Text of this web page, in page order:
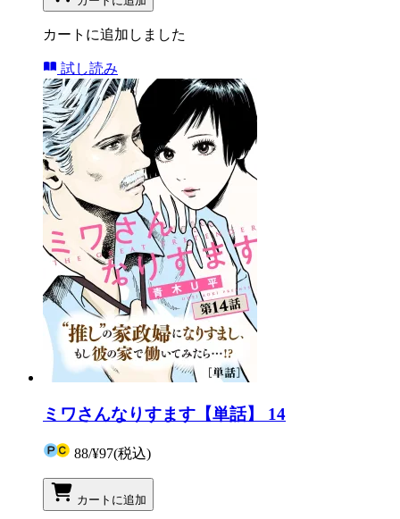
カートに追加しました
試し読み
ミワさんなりすます【単話】 14
88/¥97(税込)
カートに追加